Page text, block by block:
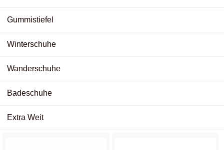
Gummistiefel
Winterschuhe
Wanderschuhe
Badeschuhe
Extra Weit